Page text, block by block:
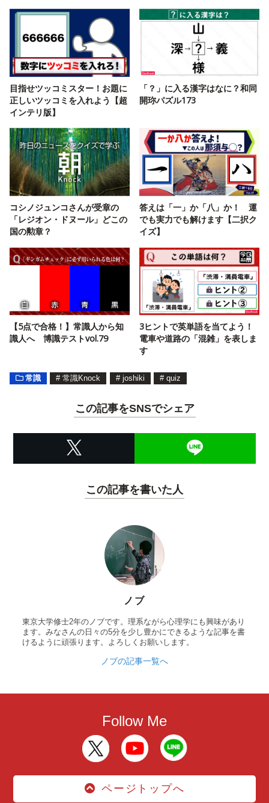
目指せツッコミスター！お題に
正しいツッコミを入れよう【超
インテリ版】
「？」に入る漢字はなに？和同
開珎パズル173
コシノジュンコさんが受章の
「レジオン・ドヌール」どこの
国の勲章？
答えは「一」か「八」か！ 運
でも実力でも解けます【二択ク
イズ】
【5点で合格！】常識人から知
識人へ 博識テストvol.79
3ヒントで英単語を当てよう！
電車や道路の「混雑」を表しま
す
常識 # 常識Knock # joshiki # quiz
この記事をSNSでシェア
この記事を書いた人
ノブ
東京大学修士2年のノブです。理系ながら心理学にも興味があり
ます。みなさんの日々の5分を少し豊かにできるような記事を書
けるように頑張ります。よろしくお願いします。
ノブの記事一覧へ
Follow Me
ページトップへ